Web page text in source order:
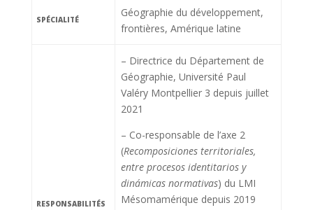
SPÉCIALITÉ
Géographie du développement,
frontières, Amérique latine
RESPONSABILITÉS
– Directrice du Département de
Géographie, Université Paul
Valéry Montpellier 3 depuis juillet
2021
– Co-responsable de l’axe 2
(Recomposiciones territoriales,
entre procesos identitarios y
dinámicas normativas) du LMI
Mésomamérique depuis 2019